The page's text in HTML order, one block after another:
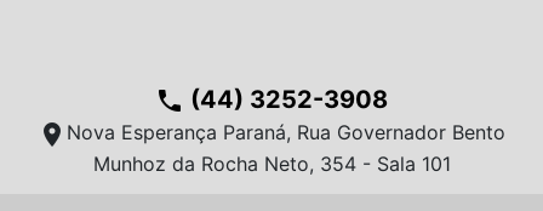
phone (44) 3252-3908
location_on Nova Esperança Paraná, Rua Governador Bento
Munhoz da Rocha Neto, 354 - Sala 101